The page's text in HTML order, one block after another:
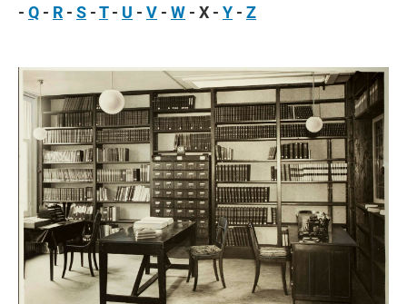
- Q - R - S -T- U - V - W - X - Y - Z